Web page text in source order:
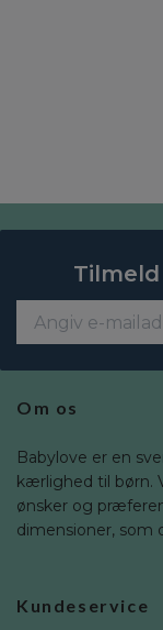
Om os
Babylove er en
kærlighed til børn.
ønsker og
dimensioner, som
Kundeservice